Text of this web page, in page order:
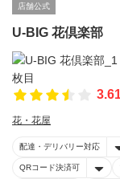
店舗公式
U-BIG 花倶楽部
花・花屋
配達・デリバリー対応
QRコード決済可